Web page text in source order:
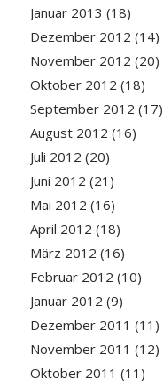
Januar 2013 (18)
Dezember 2012 (14)
November 2012 (20)
Oktober 2012 (18)
September 2012 (17)
August 2012 (16)
Juli 2012 (20)
Juni 2012 (21)
Mai 2012 (16)
April 2012 (18)
März 2012 (16)
Februar 2012 (10)
Januar 2012 (9)
Dezember 2011 (11)
November 2011 (12)
Oktober 2011 (11)